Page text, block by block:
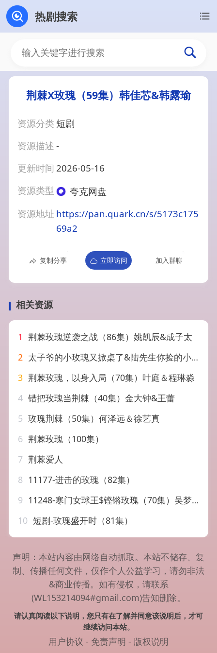
热剧搜索
荆棘X玫瑰（59集）韩佳芯&韩露瑜
资源分类 短剧
资源描述-
更新时间 2026-05-16
资源类型
夸克网盘
资源地址 https://pan.quark.cn/s/5173c175
69a2
复制分享 立即访问 加入群聊
相关资源
1 荆棘玫瑰逆袭之战（86集）姚凯辰&成子太
2 太子爷的小玫瑰又掀桌了&陆先生你捡的小玫瑰又掀桌了之荆棘玫瑰（68集）李梦然&澄芓
3 荆棘玫瑰，以身入局（70集）叶庭＆程琳淼
4 错把玫瑰当荆棘（40集）金大钟&王蕾
5 玫瑰荆棘（50集）何泽远＆徐艺真
6 荆棘玫瑰（100集）
7 荆棘爱人
8 11177-进击的玫瑰（82集）
9 11248-寒门女球王$铿锵玫瑰（70集）吴梦媛
10 短剧-玫瑰盛开时（81集）
声明：本站内容由网络自动抓取。本站不储存、复
制、传播任何文件，仅作个人公益学习，请勿非法
&商业传播。如有侵权，请联系
(WL153214094#gmail.com)告知删除。
请认真阅读以下说明，您只有在了解并同意该说明后，才可
继续访问本站。
用户协议 - 免责声明 - 版权说明